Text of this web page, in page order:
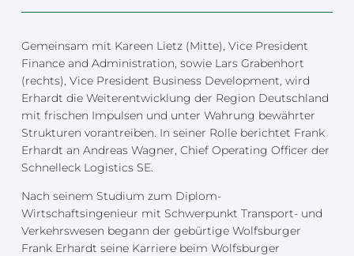
Gemeinsam mit Kareen Lietz (Mitte), Vice President
Finance and Administration, sowie Lars Grabenhort
(rechts), Vice President Business Development, wird
Erhardt die Weiterentwicklung der Region Deutschland
mit frischen Impulsen und unter Wahrung bewährter
Strukturen vorantreiben. In seiner Rolle berichtet Frank
Erhardt an Andreas Wagner, Chief Operating Officer der
Schnelleck Logistics SE.
Nach seinem Studium zum Diplom-
Wirtschaftsingenieur mit Schwerpunkt Transport- und
Verkehrswesen begann der gebürtige Wolfsburger
Frank Erhardt seine Karriere beim Wolfsburger